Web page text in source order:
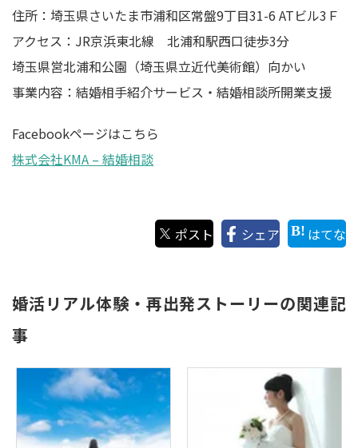
住所：埼玉県さいたま市浦和区常盤9丁目31-6 ATビル3Ｆ
アクセス：JR京浜東北線 北浦和駅西口徒歩3分
埼玉県営北浦和公園（埼玉県立近代美術館）向かい
事業内容：結婚相手紹介サービス・結婚相談所開業支援
Facebookページはこちら
株式会社KMA – 結婚相談
ポスト シェア はてな
婚活リアル体験・再出発ストーリーの関連記
事